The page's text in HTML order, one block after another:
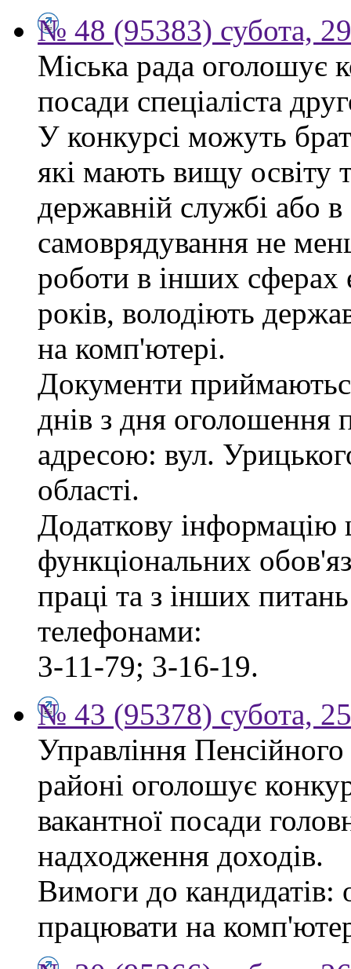
№ 48 (95383) субота,
Міська рада оголошує
посади спеціаліста
У конкурсі можуть
які мають вищу освіту
державній службі або
самоврядування не
роботи в інших
років, володіють
на комп'ютері.
Документи
днів з дня оголошення
адресою: вул.
області.
Додаткову
функціональних
праці та з інших
телефонами:
3-11-79; 3-16-19.
№ 43 (95378) субота,
Управління
районі оголошує
вакантної посади
надходження доходів.
Вимоги до кандидатів:
працювати на